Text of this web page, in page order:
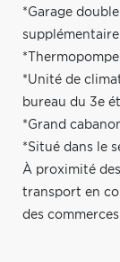
*Garage
*Unité de
bureau du 3e
*Grand
*Situé dans le
À proximité
transport en
des commerces